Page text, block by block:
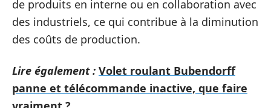
de produits en interne ou en collaboration avec
des industriels, ce qui contribue à la diminution
des coûts de production.
Lire également : Volet roulant Bubendorff
panne et télécommande inactive, que faire